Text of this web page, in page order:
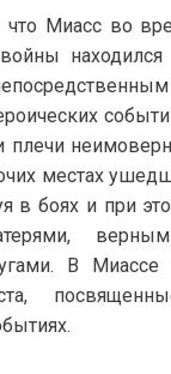
что Миасс во
плечи
местах
в боях и при
В Миассе